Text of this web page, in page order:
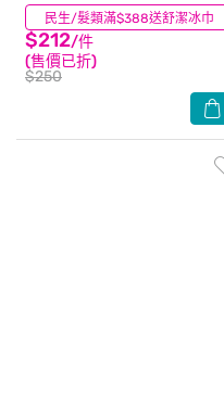
民生/髮類滿$388送舒潔冰巾
$212/件
(售價已折)
$250
(3)